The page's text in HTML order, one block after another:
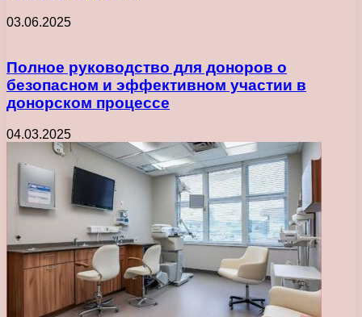
03.06.2025
Полное руководство для доноров о
безопасном и эффективном участии в
донорском процессе
04.03.2025